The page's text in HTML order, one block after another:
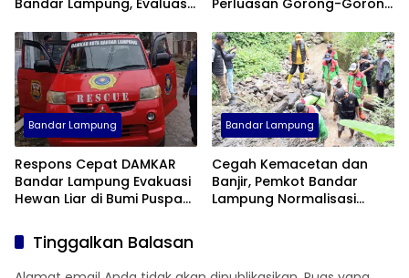
Bandar Lampung, Evaluasi
Perluasan Gorong-Gorong
Bandar Lampung
Respons Cepat DAMKAR
Bandar Lampung Evakuasi
Hewan Liar di Bumi Puspa
Bandar Lampung
Cegah Kemacetan dan
Banjir, Pemkot Bandar
Lampung Normalisasi
Tinggalkan Balasan